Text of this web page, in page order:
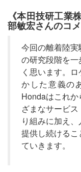
《本田技研工業
部敏宏さんのコメ
今回の離着陸
の研究段階を
く思います。
かした意義の
Hondaはこれ
ざまなサービ
り組みに加え
提供し続ける
ていきます。